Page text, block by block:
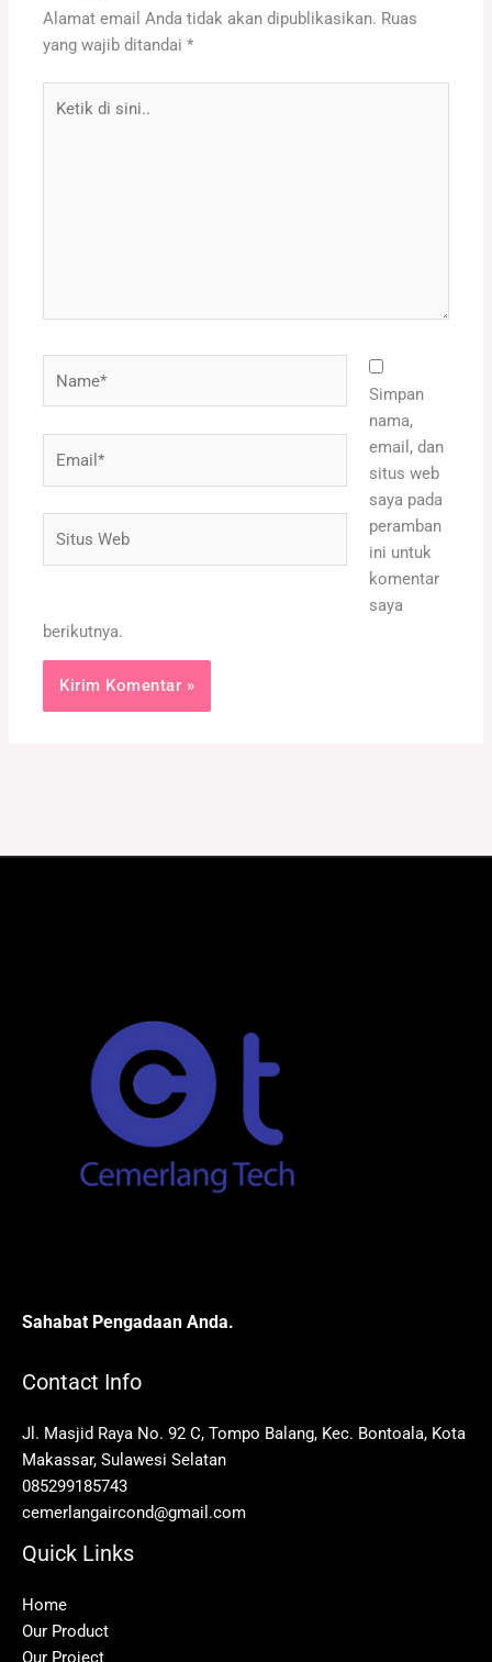
Alamat email Anda tidak akan dipublikasikan. Ruas
yang wajib ditandai*
Simpan
nama,
email, dan
situs web
saya pada
peramban
ini untuk
komentar
saya
berikutnya.
Sahabat Pengadaan Anda.
Contact Info
Jl. Masjid Raya No. 92 C, Tompo Balang, Kec. Bontoala, Kota
Makassar, Sulawesi Selatan
085299185743
cemerlangaircond@gmail.com
Quick Links
Home
Our Product
Our Project